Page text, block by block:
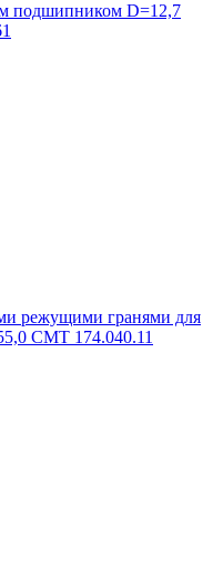
подшипником D=12,7
режущими гранями для
CMT 174.040.11